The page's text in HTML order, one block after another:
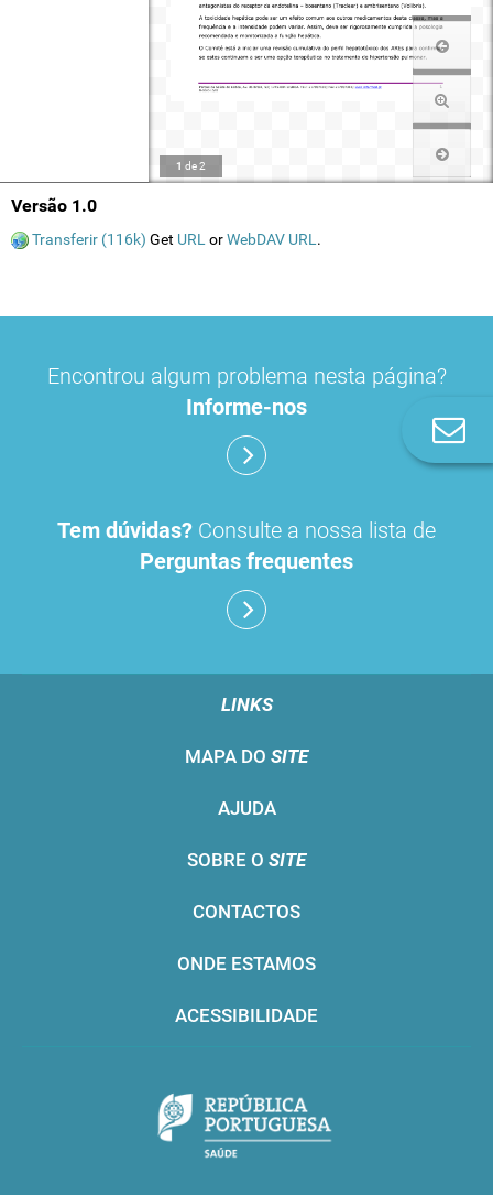
1 de2
Versão 1.0
Transferir (116k) Get URL orWebDAV URL .
Encontrou algum problema nesta página?
Informe-nos
Tem dúvidas? Consulte a nossa lista de
Perguntas frequentes
LINKS
MAPA DO SITE
AJUDA
SOBRE O SITE
CONTACTOS
ONDE ESTAMOS
ACESSIBILIDADE